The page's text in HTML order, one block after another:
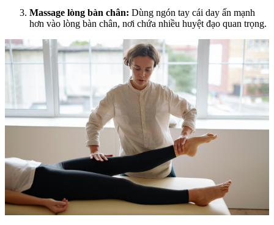
Massage lòng bàn chân: Dùng ngón tay cái day ấn mạnh
hơn vào lòng bàn chân, nơi chứa nhiều huyệt đạo quan trọng.